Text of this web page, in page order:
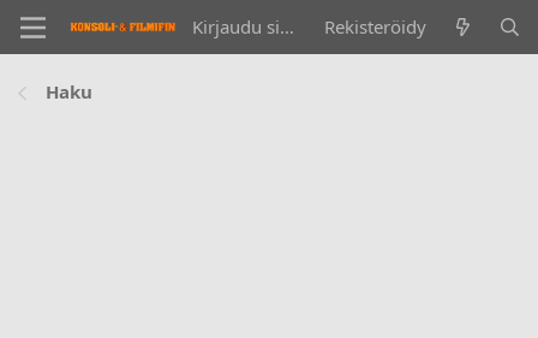
Kirjaudu sisään Rekisteröidy
Haku